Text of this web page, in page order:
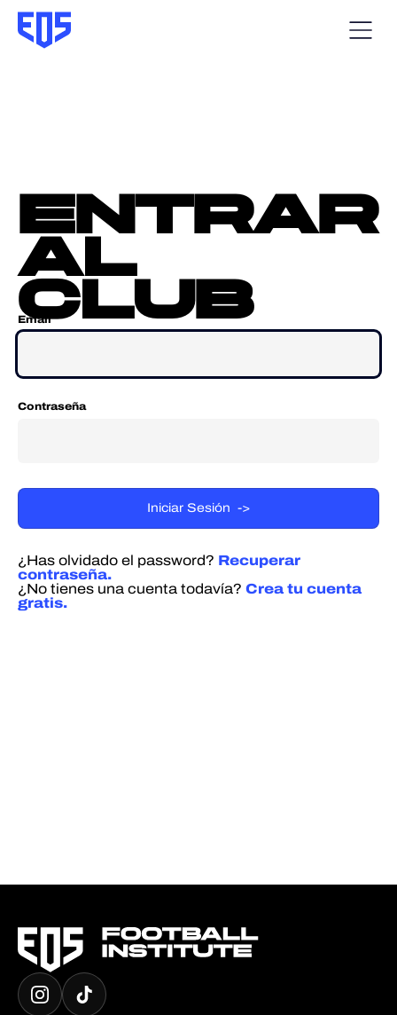
entrar
al
club
Email
Contraseña
¿Has olvidado el password? Recuperar
contraseña.
¿No tienes una cuenta todavía? Crea tu cuenta
gratis.